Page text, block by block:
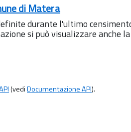
di Matera
durante l'ultimo
si può visualizzare anche
(vediDocumentazione API).